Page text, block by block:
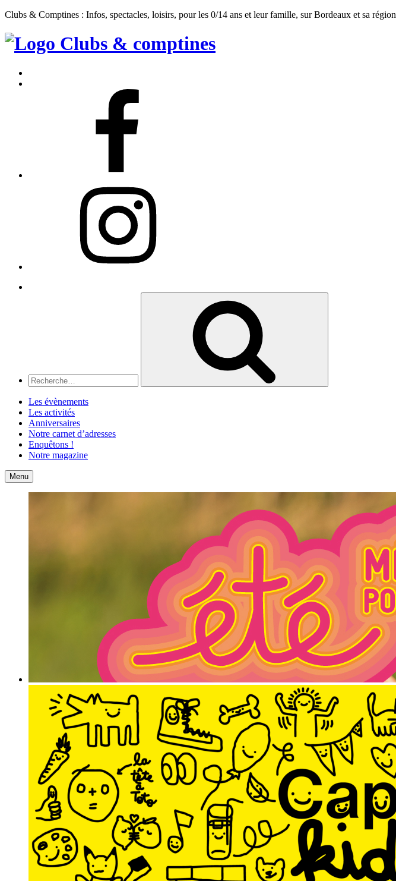
Clubs & Comptines : Infos, spectacles, loisirs, pour les 0/14 ans et leur famille, sur Bordeaux et sa région
Clubs
Comptines
Les évènements
Les activités
Anniversaires
Notre carnet d’adresses
Enquêtons !
Notre magazine
Accueil
Menu Contact